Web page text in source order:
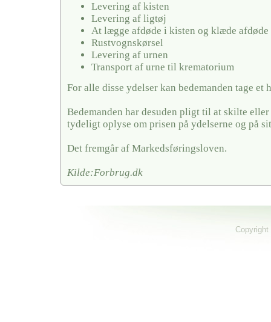
Levering af kisten
Levering af ligtøj
At lægge afdøde i kisten og klæde afdøde
Rustvognskørsel
Levering af urnen
Transport af urne til krematorium
For alle disse ydelser kan bedemanden tage et
Bedemanden har desuden pligt til at skilte eller
tydeligt oplyse om prisen på ydelserne og på
Det fremgår af Markedsføringsloven.
Kilde:Forbrug.dk